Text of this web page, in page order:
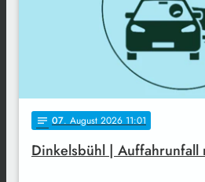
notes 07. August 2026 11:01
Dinkelsbühl | Auffahrunfall